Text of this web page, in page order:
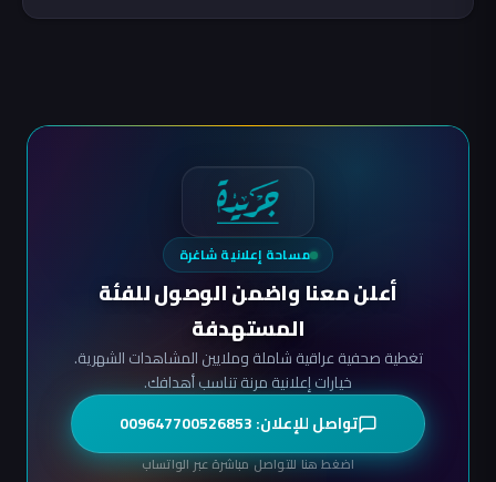
مساحة إعلانية شاغرة
أعلن معنا واضمن الوصول للفئة
المستهدفة
تغطية صحفية عراقية شاملة وملايين المشاهدات الشهرية.
خيارات إعلانية مرنة تناسب أهدافك.
تواصل للإعلان: 009647700526853
اضغط هنا للتواصل مباشرة عبر الواتساب